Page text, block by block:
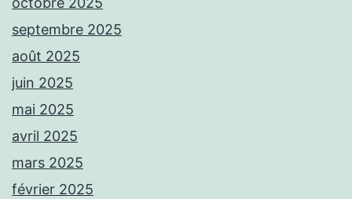
septembre 2025
août 2025
juin 2025
mai 2025
avril 2025
mars 2025
février 2025